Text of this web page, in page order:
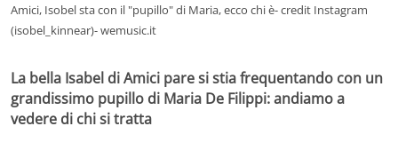
Amici, Isobel sta con il "pupillo" di Maria, ecco chi è- credit Instagram
(isobel_kinnear)- wemusic.it
La bella Isabel di Amici pare si stia frequentando con un
grandissimo pupillo di Maria De Filippi: andiamo a
vedere di chi si tratta